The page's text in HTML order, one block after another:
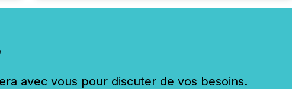
avec vous pour discuter de vos besoins.